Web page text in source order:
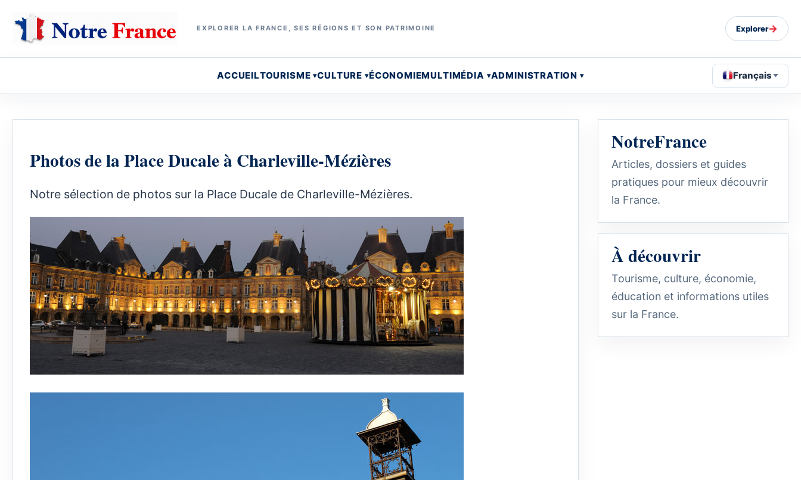
EXPLORER LA FRANCE, SES RÉGIONS ET SON PATRIMOINE Explorer→
ACCUEILTOURISME CULTURE ÉCONOMIEMULTIMÉDIA ADMINISTRATION Français
Photos de la Place Ducale à Charleville-Mézières
Notre sélection de photos sur la Place Ducale de Charleville-Mézières.
NotreFrance
Articles, dossiers et guides
pratiques pour mieux découvrir
la France.
À découvrir
Tourisme, culture, économie,
éducation et informations utiles
sur la France.